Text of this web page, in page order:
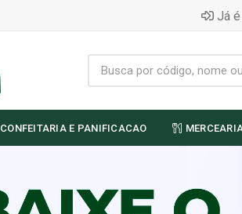
Já
CONFEITARIA E PANIFICACAO